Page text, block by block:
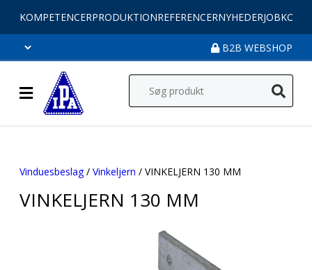
KOMPETENCERPRODUKTIONREFERENCERNYHEDERJOB
B2B WEBSHOP
Vinduesbeslag/ Vinkeljern / VINKELJERN 130 MM
VINKELJERN 130 MM